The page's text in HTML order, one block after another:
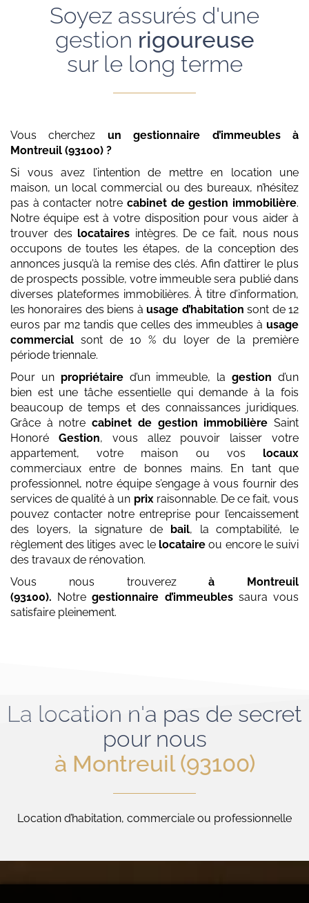
Soyez assurés d'une
gestion rigoureuse
sur le long terme
Vous cherchez un gestionnaire d’immeubles
à
Montreuil (93100) ?
Si vous avez l’intention de mettre en location une
maison, un local commercial ou des bureaux, n’hésitez
pas à contacter notre cabinet de gestion immobilière.
Notre équipe est à votre disposition pour vous aider à
trouver des locataires intègres. De ce fait, nous nous
occupons de toutes les étapes, de la conception des
annonces jusqu’à la remise des clés. Afin d’attirer le plus
de prospects possible, votre immeuble sera publié dans
diverses plateformes immobilières. À titre d’information,
les honoraires des biens àusage d’habitation sont de 12
euros par m2 tandis que celles des immeubles à usage
commercial sont de 10 % du loyer de la première
période triennale.
Pour un propriétaired’un immeuble, lagestion d’un
bien est une tâche essentielle qui demande à la fois
beaucoup de temps et des connaissances juridiques.
Grâce à notrecabinet de gestion immobilière Saint
Honoré Gestion, vous allez pouvoir laisser votre
appartement, votre maison ou vos locaux
commerciaux entre de bonnes mains. En tant que
professionnel, notre équipe s’engage à vous fournir des
services de qualité à un prixraisonnable. De ce fait, vous
pouvez contacter notre entreprise pour l’encaissement
des loyers, la signature de
bail, la comptabilité, le
règlement des litiges avec le locataire ou encore le suivi
des travaux de rénovation.
Vous nous trouverezà Montreuil
(93100). Notregestionnaire d’immeubles saura vous
satisfaire pleinement.
La location n'a pas de secret
pour nous
à Montreuil (93100)
Location d’habitation, commerciale ou professionnelle